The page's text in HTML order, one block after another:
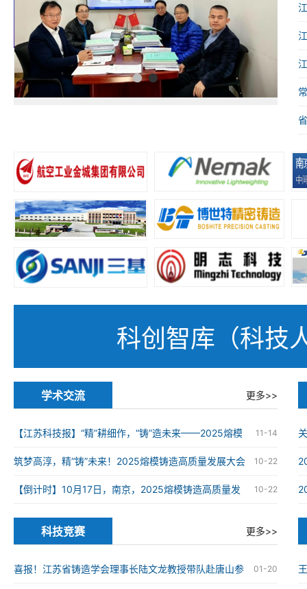
1 2
科创智库（科技
学术交流 更多>>
11-14
【江苏科技报】“精”耕细作，“铸”造未来——2025熔模
铸造高质量发展大会在南京举办 10-22
筑梦高淳，精“铸”未来！2025熔模铸造高质量发展大会
在南京高淳成功举办 10-22
【倒计时】10月17日，南京，2025熔模铸造高质量发
展大会
科技竞赛 更多>>
01-20
喜报！江苏省铸造学会理事长陆文龙教授带队赴唐山参